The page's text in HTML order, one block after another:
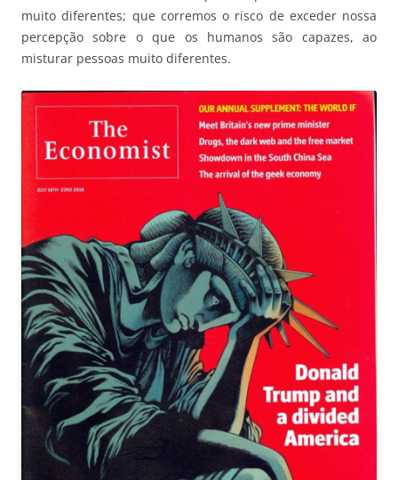
muito diferentes; que corremos o risco de exceder nossa
percepção sobre o que os humanos são capazes, ao
misturar pessoas muito diferentes.